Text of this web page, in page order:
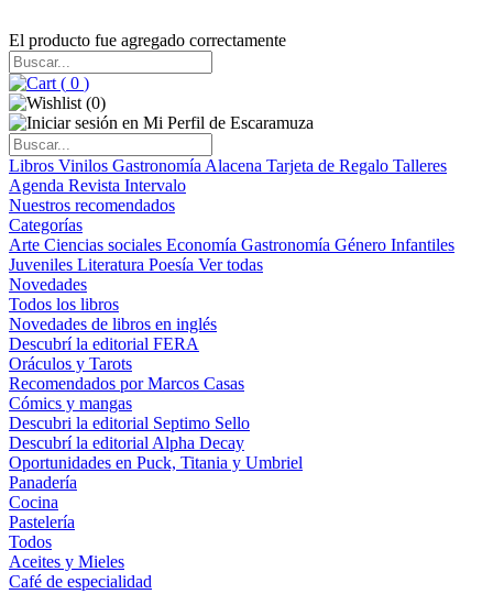
El producto fue agregado correctamente
( 0 )
(0)
Libros Vinilos Gastronomía Alacena Tarjeta de Regalo Talleres
Agenda Revista Intervalo
Nuestros recomendados
Categorías
Arte Ciencias sociales Economía Gastronomía Género Infantiles
Juveniles Literatura Poesía Ver todas
Novedades
Todos los libros
Novedades de libros en inglés
Descubrí la editorial FERA
Oráculos y Tarots
Recomendados por Marcos Casas
Cómics y mangas
Descubri la editorial Septimo Sello
Descubrí la editorial Alpha Decay
Oportunidades en Puck, Titania y Umbriel
Panadería
Cocina
Pastelería
Todos
Aceites y Mieles
Café de especialidad